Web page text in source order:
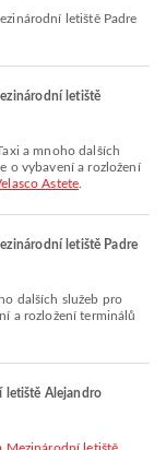
letiště
o vybavení a rozložení
Astete
letiště Padre
a rozložení terminálů
letiště Alejandro